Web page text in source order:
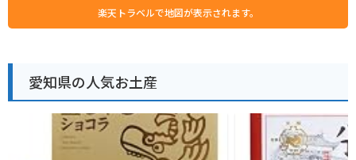
楽天トラベルで地図が表示されます。
愛知県の人気お土産